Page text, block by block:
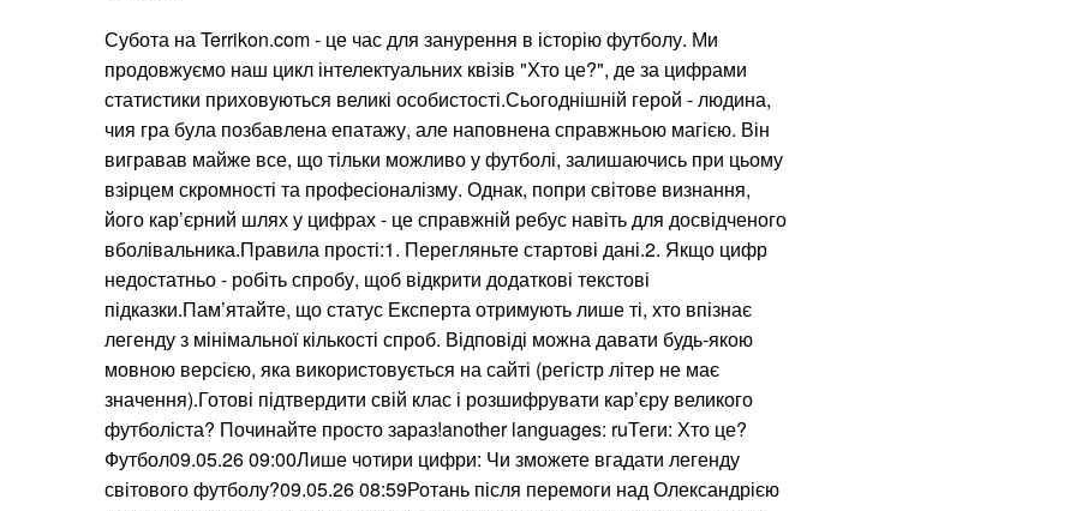
Субота на Terrikon.com - це час для занурення в історію футболу. Ми
продовжуємо наш цикл інтелектуальних квізів "Хто це?", де за цифрами
статистики приховуються великі особистості.Сьогоднішній герой - людина,
чия гра була позбавлена епатажу, але наповнена справжньою магією. Він
вигравав майже все, що тільки можливо у футболі, залишаючись при цьому
взірцем скромності та професіоналізму. Однак, попри світове визнання,
його кар’єрний шлях у цифрах - це справжній ребус навіть для досвідченого
вболівальника.Правила прості:1. Перегляньте стартові дані.2. Якщо цифр
недостатньо - робіть спробу, щоб відкрити додаткові текстові
підказки.Пам’ятайте, що статус Експерта отримують лише ті, хто впізнає
легенду з мінімальної кількості спроб. Відповіді можна давати будь-якою
мовною версією, яка використовується на сайті (регістр літер не має
значення).Готові підтвердити свій клас і розшифрувати кар’єру великого
футболіста? Починайте просто зараз!another languages: ruТеги: Хто це?
Футбол09.05.26 09:00Лише чотири цифри: Чи зможете вгадати легенду
світового футболу?09.05.26 08:59Ротань після перемоги над Олександрією